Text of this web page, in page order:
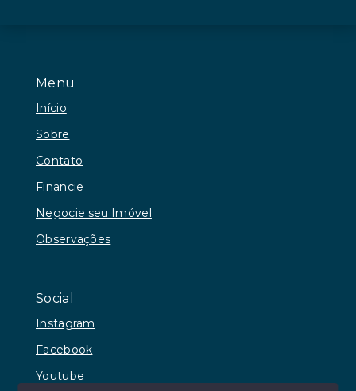
Menu
Início
Sobre
Contato
Financie
Negocie seu Imóvel
Observações
Social
Instagram
Facebook
Youtube